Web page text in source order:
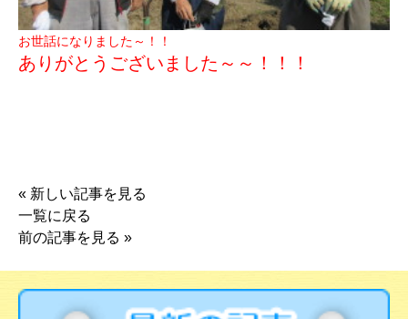
お世話になりました～！！
ありがとうございました～～！！！
« 新しい記事を見る
一覧に戻る
前の記事を見る »